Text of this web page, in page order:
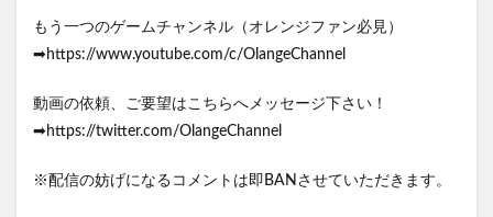
もう一つのゲームチャンネル（オレンジファン必見）
➡https://www.youtube.com/c/OlangeChannel
動画の依頼、ご要望はこちらへメッセージ下さい！
➡https://twitter.com/OlangeChannel
※配信の妨げになるコメントは即BANさせていただきます。